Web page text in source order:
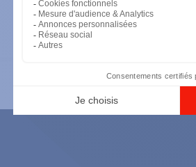
Accessoires général
RS-232